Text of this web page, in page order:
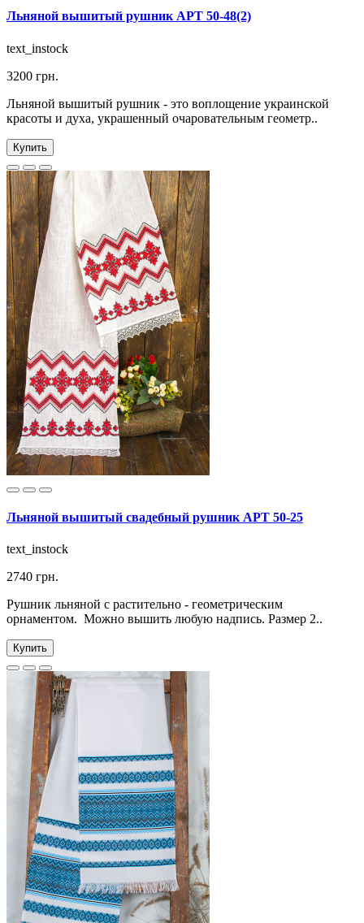
Льняной вышитый рушник АРТ 50-48(2)
text_instock
3200 грн.
Льняной вышитый рушник - это воплощение украинской
красоты и духа, украшенный очаровательным геометр..
Купить
Льняной вышитый свадебный рушник АРТ 50-25
text_instock
2740 грн.
Рушник льняной с растительно - геометрическим
орнаментом. Можно вышить любую надпись. Размер 2..
Купить